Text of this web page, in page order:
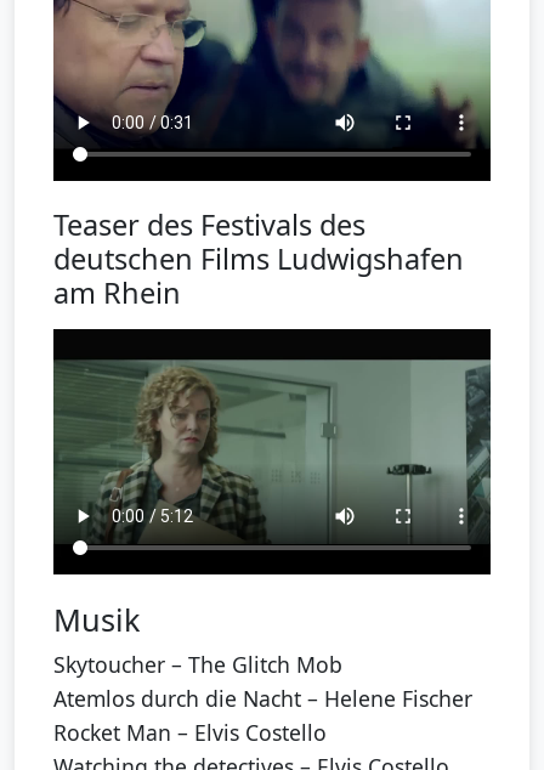
Teaser des Festivals des
deutschen Films Ludwigshafen
am Rhein
Musik
Skytoucher – The Glitch Mob
Atemlos durch die Nacht – Helene Fischer
Rocket Man – Elvis Costello